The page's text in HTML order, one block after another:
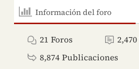
Información del foro
21 Foros 2,470
8,874 Publicaciones